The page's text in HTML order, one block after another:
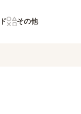
その他